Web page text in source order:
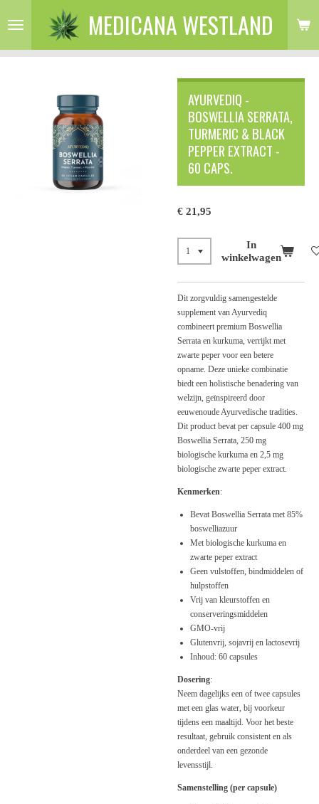
direct
de
MEDICANA WESTLAND
AYURVEDIQ -
BOSWELLIA SERRATA,
TURMERIC & BLACK
PEPPER EXTRACT -
60 CAPS.
€ 21,95
In
winkelwagen
Dit zorgvuldig samengestelde
supplement van Ayurvediq
combineert premium Boswellia
Serrata en kurkuma, verrijkt met
zwarte peper voor een betere
opname. Deze unieke combinatie
biedt een holistische benadering van
welzijn, geïnspireerd door
eeuwenoude Ayurvedische tradities.
Dit product bevat per capsule 400 mg
Boswellia Serrata, 250 mg
biologische kurkuma en 2,5 mg
biologische zwarte peper extract.
Kenmerken:
Bevat Boswellia Serrata met 85%
boswelliazuur
Met biologische kurkuma en
zwarte peper extract
Geen vulstoffen, bindmiddelen of
hulpstoffen
Vrij van kleurstoffen en
conserveringsmiddelen
GMO-vrij
Glutenvrij, sojavrij en lactosevrij
Inhoud: 60 capsules
Dosering:
Neem dagelijks een of twee capsules
met een glas water, bij voorkeur
tijdens een maaltijd. Voor het beste
resultaat, gebruik consistent en als
onderdeel van een gezonde
levensstijl.
Samenstelling (per capsule)